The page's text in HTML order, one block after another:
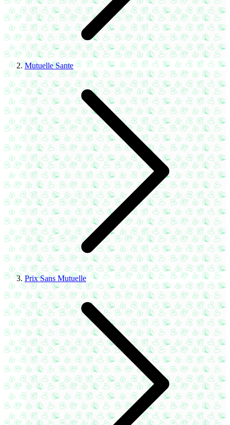
Mutuelle Sante
Prix Sans Mutuelle